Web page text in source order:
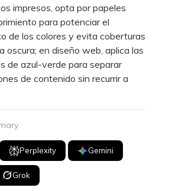
impresos, opta por papeles
para potenciar el
de los colores y evita coberturas
oscura; en diseño web, aplica las
de azul-verde para separar
de contenido sin recurrir a
Perplexity Gemini
Grok